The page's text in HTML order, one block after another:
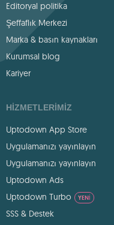
Editoryal politika
Şeffaflık Merkezi
Marka & basın kaynakları
Kurumsal blog
Kariyer
HIZMETLERIMIZ
Uptodown App Store
Uygulamanızı yayınlayın
Uygulamanızı yayınlayın
Uptodown Ads
Uptodown Turbo
YENI
SSS & Destek